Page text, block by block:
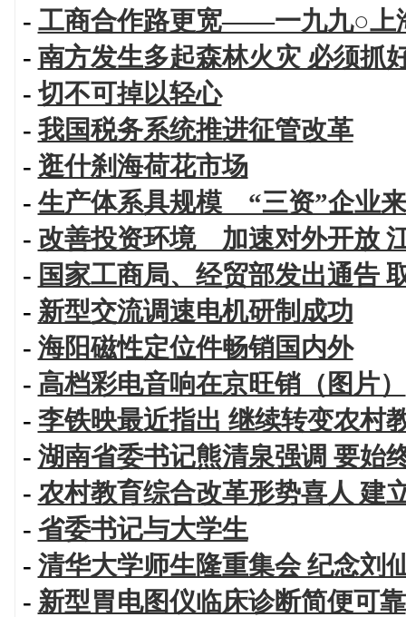
- 工商合作路更宽——一九九○上
- 南方发生多起森林火灾 必须抓
- 切不可掉以轻心
- 我国税务系统推进征管改革
- 逛什刹海荷花市场
-生产体系具规模 “三资”企业
- 改善投资环境 加速对外开放
- 国家工商局、经贸部发出通告
- 新型交流调速电机研制成功
- 海阳磁性定位件畅销国内外
- 高档彩电音响在京旺销（图片）
- 李铁映最近指出 继续转变农村
- 湖南省委书记熊清泉强调 要始
- 农村教育综合改革形势喜人 建
- 省委书记与大学生
- 清华大学师生隆重集会 纪念刘
- 新型胃电图仪临床诊断简便可靠